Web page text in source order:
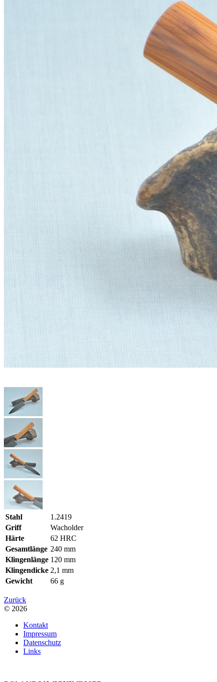
Stahl
1.2419
Griff
Wacholder
Härte
62 HRC
Gesamtlänge 240 mm
Klingenlänge 120 mm
Klingendicke 2,1 mm
Gewicht
66 g
Zurück
© 2026
Kontakt
Impressum
Datenschutz
Links